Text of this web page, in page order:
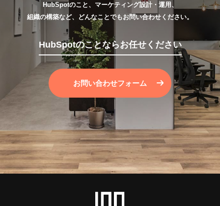
HubSpotのこと、マーケティング設計・運用、
組織の構築など、どんなことでもお問い合わせください。
HubSpotのことならお任せください
お問い合わせフォーム